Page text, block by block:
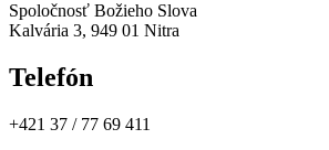
Spoločnosť Božieho Slova
Kalvária 3, 949 01 Nitra
Telefón
+421 37 / 77 69 411